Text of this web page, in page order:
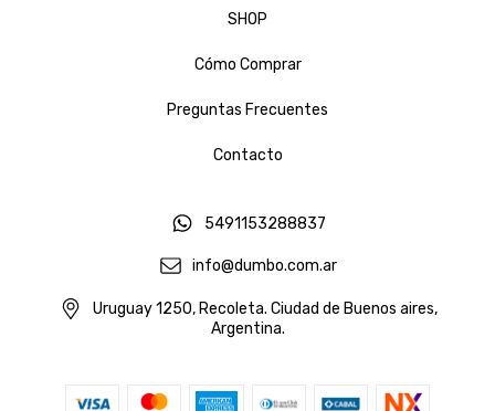
SHOP
Cómo Comprar
Preguntas Frecuentes
Contacto
5491153288837
info@dumbo.com.ar
Uruguay 1250, Recoleta. Ciudad de Buenos aires,
Argentina.